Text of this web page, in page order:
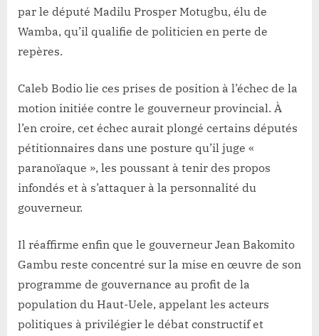
par le député Madilu Prosper Motugbu, élu de
Wamba, qu’il qualifie de politicien en perte de
repères.
Caleb Bodio lie ces prises de position à l’échec de la
motion initiée contre le gouverneur provincial. À
l’en croire, cet échec aurait plongé certains députés
pétitionnaires dans une posture qu’il juge «
paranoïaque », les poussant à tenir des propos
infondés et à s’attaquer à la personnalité du
gouverneur.
Il réaffirme enfin que le gouverneur Jean Bakomito
Gambu reste concentré sur la mise en œuvre de son
programme de gouvernance au profit de la
population du Haut-Uele, appelant les acteurs
politiques à privilégier le débat constructif et